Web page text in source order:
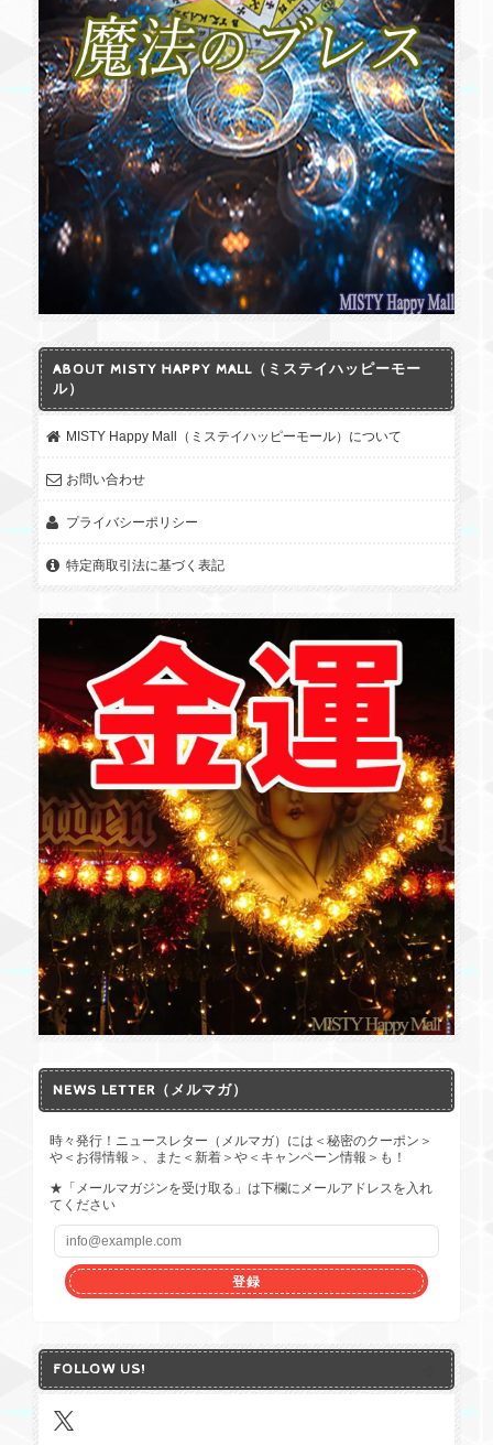
ABOUT MISTY HAPPY MALL（ミステイハッピーモー
ル）
MISTY Happy Mall（ミステイハッピーモール）について
お問い合わせ
プライバシーポリシー
特定商取引法に基づく表記
NEWS LETTER（メルマガ）
時々発行！ニュースレター（メルマガ）には＜秘密のクーポン＞
や＜お得情報＞、また＜新着＞や＜キャンペーン情報＞も！
★「メールマガジンを受け取る」は下欄にメールアドレスを入れ
てください
登録
FOLLOW US!